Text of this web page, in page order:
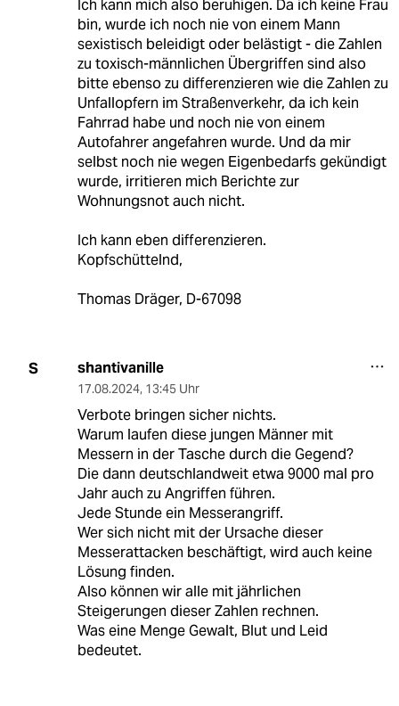
Ich kann mich also beruhigen. Da ich keine Frau
bin, wurde ich noch nie von einem Mann
sexistisch beleidigt oder belästigt - die Zahlen
zu toxisch-männlichen Übergriffen sind also
bitte ebenso zu differenzieren wie die Zahlen zu
Unfallopfern im Straßenverkehr, da ich kein
Fahrrad habe und noch nie von einem
Autofahrer angefahren wurde. Und da mir
selbst noch nie wegen Eigenbedarfs gekündigt
wurde, irritieren mich Berichte zur
Wohnungsnot auch nicht.
Ich kann eben differenzieren.
Kopfschüttelnd,
Thomas Dräger, D-67098
S shantivanille
17.08.2024, 13:45 Uhr
Verbote bringen sicher nichts.
Warum laufen diese jungen Männer mit
Messern in der Tasche durch die Gegend?
Die dann deutschlandweit etwa 9000 mal pro
Jahr auch zu Angriffen führen.
Jede Stunde ein Messerangriff.
Wer sich nicht mit der Ursache dieser
Messerattacken beschäftigt, wird auch keine
Lösung finden.
Also können wir alle mit jährlichen
Steigerungen dieser Zahlen rechnen.
Was eine Menge Gewalt, Blut und Leid
bedeutet.